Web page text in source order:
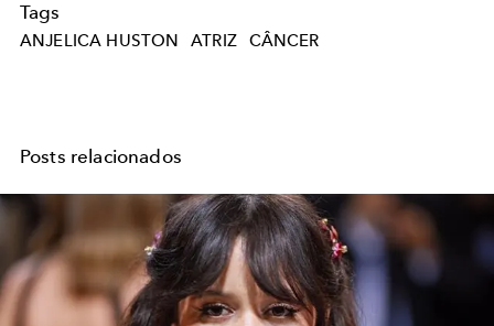
Tags
ANJELICA HUSTON ATRIZ CÂNCER
Posts relacionados